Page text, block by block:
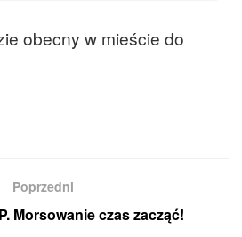
obecny w mieście do
Poprzedni
Morsowanie czas zacząć!